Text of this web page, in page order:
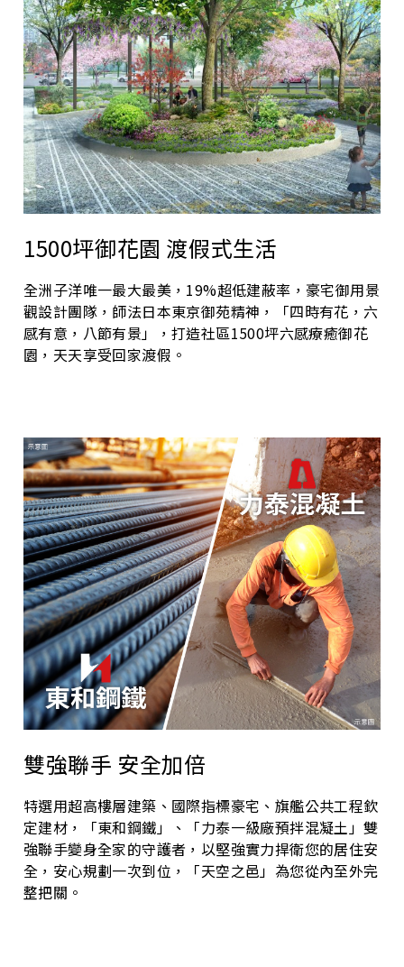
1500坪御花園 渡假式生活
全洲子洋唯一最大最美，19%超低建蔽率，豪宅御用景
觀設計團隊，師法日本東京御苑精神，「四時有花，六
感有意，八節有景」，打造社區1500坪六感療癒御花
園，天天享受回家渡假。
雙強聯手 安全加倍
特選用超高樓層建築、國際指標豪宅、旗艦公共工程欽
定建材，「東和鋼鐵」、「力泰一級廠預拌混凝土」雙
強聯手變身全家的守護者，以堅強實力捍衛您的居住安
全，安心規劃一次到位，「天空之邑」為您從內至外完
整把關。